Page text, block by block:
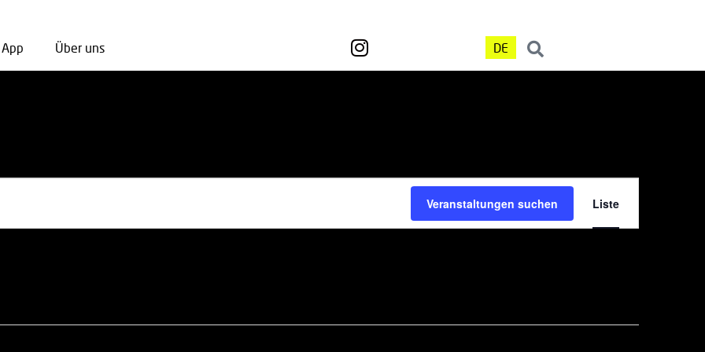
App Über uns DE
Veranstaltungen suchen Liste